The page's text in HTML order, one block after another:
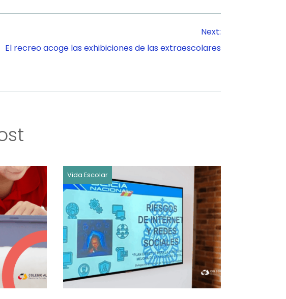
Next:
El recreo acoge las exhibiciones de las extraescolares
Vida Escolar